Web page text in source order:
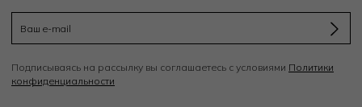
Подписываясь на рассылку вы соглашаетесь с условиями Политики
конфиденциальности